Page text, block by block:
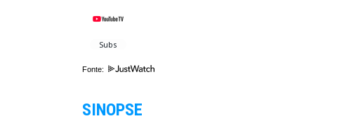
Fonte:
SINOPSE